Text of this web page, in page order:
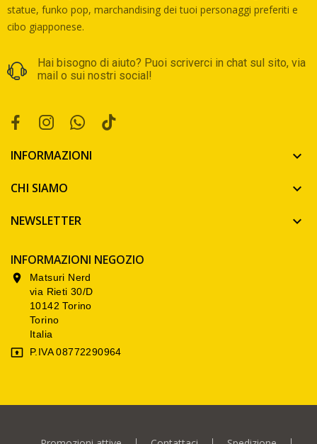
statue, funko pop, marchandising dei tuoi personaggi preferiti e
cibo giapponese.
Hai bisogno di aiuto? Puoi scriverci in chat sul sito, via
mail o sui nostri social!
INFORMAZIONI 
CHI SIAMO 
NEWSLETTER 
INFORMAZIONI NEGOZIO

Matsuri Nerd
via Rieti 30/D
10142 Torino
Torino
Italia
 P.IVA 08772290964